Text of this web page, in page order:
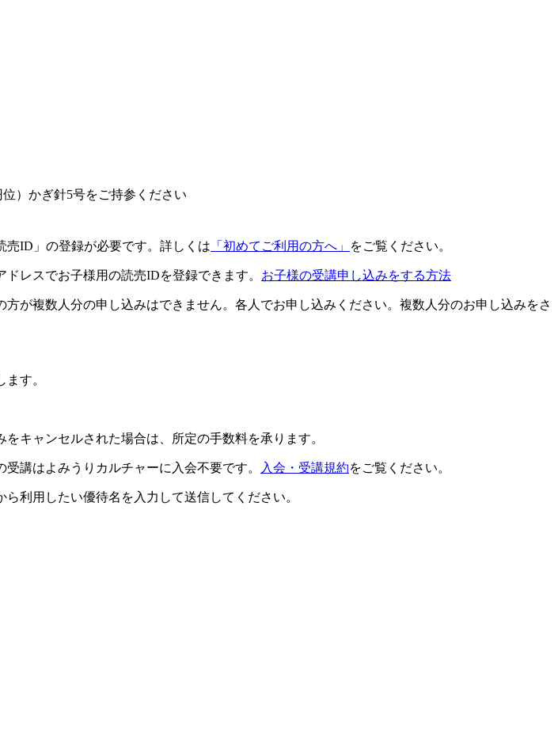
）かぎ針5号をご持参ください
ID」の登録が必要です。詳しくは 「初めてご利用の方へ」 をご覧ください。
レスでお子様用の読売IDを登録できます。 お子様の受講申し込みをする方法
が複数人分の申し込みはできません。各人でお申し込みください。複数人分のお申し込みをさ
す。
キャンセルされた場合は、所定の手数料を承ります。
講はよみうりカルチャーに入会不要です。 入会・受講規約をご覧ください。
利用したい優待名を入力して送信してください。